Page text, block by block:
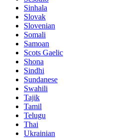
Sinhala
Slovak
Slovenian
Somali
Samoan
Scots Gaelic
Shona
Sindhi
Sundanese
Swahili
Tajik
Tamil
Telugu
Thai
Ukrainian